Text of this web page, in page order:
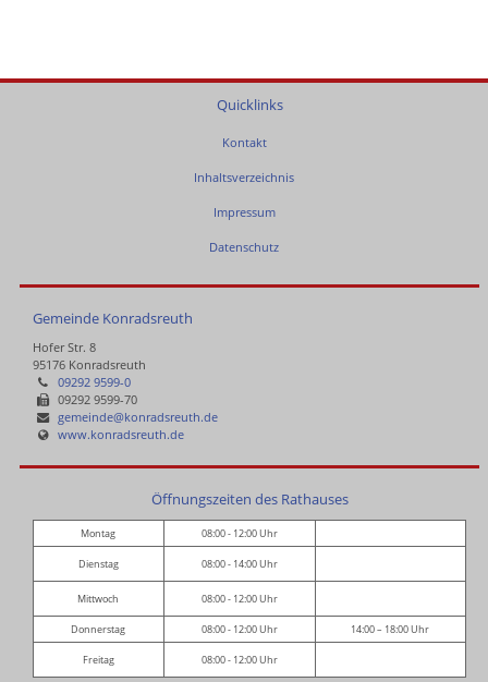
Quicklinks
Kontakt
Inhaltsverzeichnis
Impressum
Datenschutz
Gemeinde Konradsreuth
Hofer Str. 8
95176 Konradsreuth
09292 9599-0
09292 9599-70
gemeinde@konradsreuth.de
www.konradsreuth.de
Öffnungszeiten des Rathauses
Montag 08:00 - 12:00 Uhr
Dienstag 08:00 - 14:00 Uhr
Mittwoch 08:00 - 12:00 Uhr
Donnerstag 08:00 - 12:00 Uhr 14:00 – 18:00 Uhr
Freitag 08:00 - 12:00 Uhr